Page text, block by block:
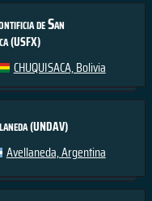
de San
(USFX)
CHUQUISACA, Bolivia
(UNDAV)
Avellaneda, Argentina